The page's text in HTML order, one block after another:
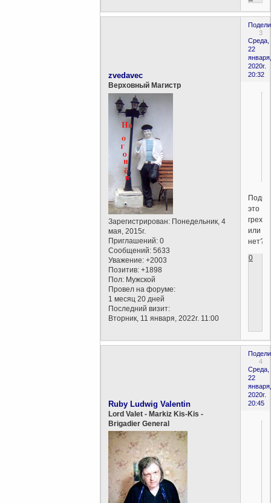
3
Среда,
22
января,
2020г.
20:32
zvedavec
Верховный Магистр
Зарегистрирован: Понедельник, 4
мая, 2015г.
Приглашений: 0
Сообщений: 5633
Уважение: +2003
Позитив: +1898
Пол: Мужской
Провел на форуме:
1 месяц 20 дней
Последний визит:
Вторник, 11 января, 2022г. 11:00
это
грех
или
нет?
0
4
Среда,
22
января,
2020г.
20:45
Ruby Ludwig Valentin
Lord Valet - Markiz Kis-Kis -
Brigadier General